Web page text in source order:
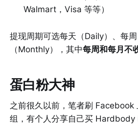
Walmart，Visa 等等）
提现周期可选每天（Daily）、每
（Monthly），其中每周和每月不
蛋白粉大神
之前很久以前，笔者刷 Facebook
组，有个人分享自己买